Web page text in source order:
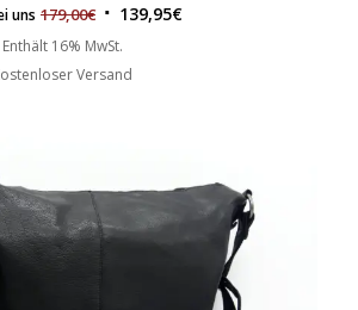
uns 179,00€ 139,95€
Enthält 16% MwSt.
Versand